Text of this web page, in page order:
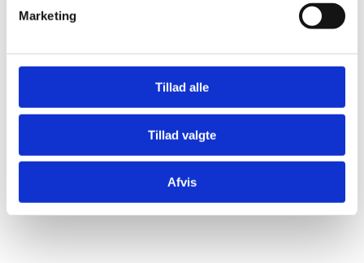
Marketing
Tillad alle
Tillad valgte
Afvis